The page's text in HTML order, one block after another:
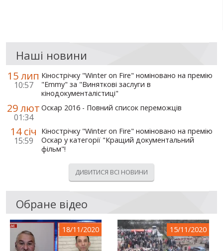
Наші новини
15 лип
10:57
Кінострічку "Winter on Fire" номіновано на премію
"Emmy" за "Виняткові заслуги в
кінодокументалістиці"
29 лют
01:34
Оскар 2016 - Повний список переможців
14 січ
15:59
Кінострічку "Winter on Fire" номіновано на премію
Оскар у категорії "Кращий документальний
фільм"!
ДИВИТИСЯ ВСІ НОВИНИ
Обране відео
18/11/2020 15/11/2020